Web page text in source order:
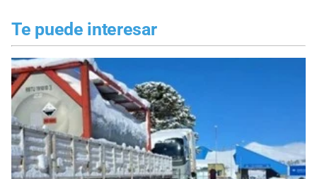
Te puede interesar